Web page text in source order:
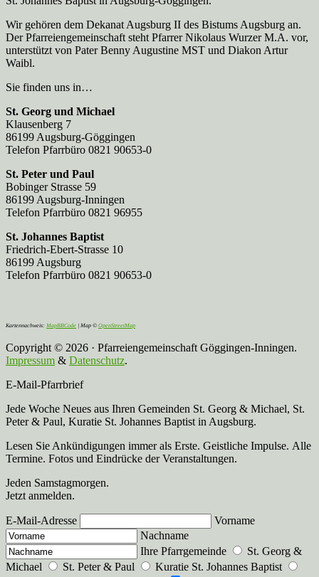
Wir gehören dem Dekanat Augsburg II des Bistums Augsburg an.
Der Pfarreien­gemeinschaft steht Pfarrer Nikolaus Wurzer M.A. vor,
unterstützt von Pater Benny Augustine MST und Diakon Artur
Waibl.
Sie finden uns in…
St. Georg und Michael
Klausenberg 7
86199 Augsburg-Göggingen
Telefon Pfarrbüro 0821 90653-0
St. Peter und Paul
Bobinger Strasse 59
86199 Augsburg-Inningen
Telefon Pfarrbüro 0821 96955
St. Johannes Baptist
Friedrich-Ebert-Strasse 10
86199 Augsburg
Telefon Pfarrbüro 0821 90653-0
Kartennachweis: MapBBCode | Map © OpenStreetMap
Copyright © 2026 · Pfarreiengemeinschaft Göggingen-Inningen.
Impressum & Datenschutz.
E-Mail-Pfarrbrief
Jede Woche Neues aus Ihren Gemeinden St. Georg & Michael, St.
Peter & Paul, Kuratie St. Johannes Baptist in Augsburg.
Lesen Sie Ankündigungen immer als Erste. Geistliche Impulse. Alle
Termine. Fotos und Eindrücke der Veranstaltungen.
Jeden Samstagmorgen.
Jetzt anmelden.
E-Mail-Adresse
Vorname
Nachname
Ihre Pfarrgemeinde
St. Georg &
Michael
St. Peter & Paul
Kuratie St. Johannes Baptist